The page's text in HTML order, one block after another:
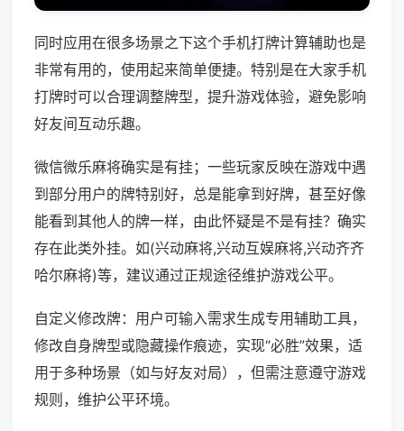
同时应用在很多场景之下这个手机打牌计算辅助也是
非常有用的，使用起来简单便捷。特别是在大家手机
打牌时可以合理调整牌型，提升游戏体验，避免影响
好友间互动乐趣。
微信微乐麻将确实是有挂；一些玩家反映在游戏中遇
到部分用户的牌特别好，总是能拿到好牌，甚至好像
能看到其他人的牌一样，由此怀疑是不是有挂？确实
存在此类外挂。如(兴动麻将,兴动互娱麻将,兴动齐齐
哈尔麻将)等，建议通过正规途径维护游戏公平。
自定义修改牌：用户可输入需求生成专用辅助工具，
修改自身牌型或隐藏操作痕迹，实现“必胜”效果，适
用于多种场景（如与好友对局），但需注意遵守游戏
规则，维护公平环境。